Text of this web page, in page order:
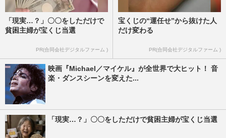
「現実…？」〇〇をしただけで
貧困主婦が宝くじ当選
PR(合同会社デジタルファーム )
宝くじの“運任せ”から抜けた人
だけ変わる
PR(合同会社デジタルファーム )
映画『Michael／マイケル』が全世界で大ヒット！ 音
楽・ダンスシーンを変えた...
「現実…？」〇〇をしただけで貧困主婦が宝くじ当選